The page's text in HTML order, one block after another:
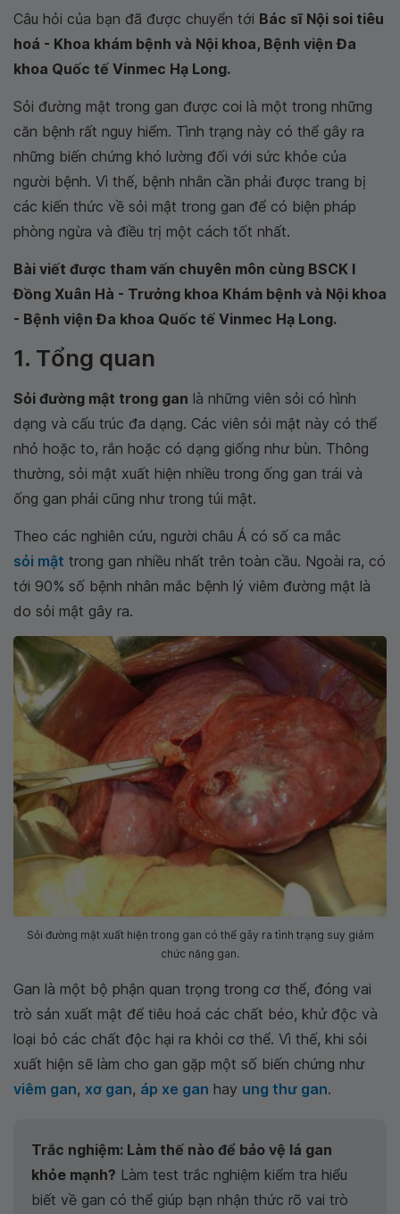
Câu hỏi của bạn đã được chuyển tới Bác sĩ Nội soi tiêu
hoá - Khoa khám bệnh và Nội khoa, Bệnh viện Đa
khoa Quốc tế Vinmec Hạ Long.
Sỏi đường mật trong gan được coi là một trong những
căn bệnh rất nguy hiểm. Tình trạng này có thể gây ra
những biến chứng khó lường đối với sức khỏe của
người bệnh. Vì thế, bệnh nhân cần phải được trang bị
các kiến thức về sỏi mật trong gan để có biện pháp
phòng ngừa và điều trị một cách tốt nhất.
Bài viết được tham vấn chuyên môn cùng BSCK I
Đồng Xuân Hà - Trưởng khoa Khám bệnh và Nội khoa
- Bệnh viện Đa khoa Quốc tế Vinmec Hạ Long.
1. Tổng quan
Sỏi đường mật trong gan là những viên sỏi có hình
dạng và cấu trúc đa dạng. Các viên sỏi mật này có thể
nhỏ hoặc to, rắn hoặc có dạng giống như bùn. Thông
thường, sỏi mật xuất hiện nhiều trong ống gan trái và
ống gan phải cũng như trong túi mật.
Theo các nghiên cứu, người châu Á có số ca mắc
sỏi mật trong gan nhiều nhất trên toàn cầu. Ngoài ra, có
tới 90% số bệnh nhân mắc bệnh lý viêm đường mật là
do sỏi mật gây ra.
Sỏi đường mật xuất hiện trong gan có thể gây ra tình trạng suy giảm
chức năng gan.
Gan là một bộ phận quan trọng trong cơ thể, đóng vai
trò sản xuất mật để tiêu hoá các chất béo, khử độc và
loại bỏ các chất độc hại ra khỏi cơ thể. Vì thế, khi sỏi
xuất hiện sẽ làm cho gan gặp một số biến chứng như
viêm gan, xơ gan, áp xe gan hay ung thư gan.
Trắc nghiệm: Làm thế nào để bảo vệ lá gan
khỏe mạnh? Làm test trắc nghiệm kiểm tra hiểu
biết về gan có thể giúp bạn nhận thức rõ vai trò